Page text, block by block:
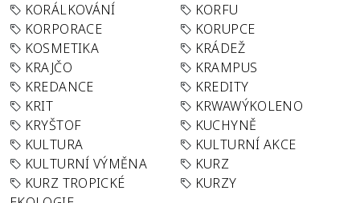
KORÁLKOVÁNÍ
KORFU
KORPORACE
KORUPCE
KOSMETIKA
KRÁDEŽ
KRAJČO
KRAMPUS
KREDANCE
KREDITY
KRIT
KRWAWÝKOLENO
KRYŠTOF
KUCHYNĚ
KULTURA
KULTURNÍ AKCE
KULTURNÍ VÝMĚNA
KURZ
KURZ TROPICKÉ
KURZY